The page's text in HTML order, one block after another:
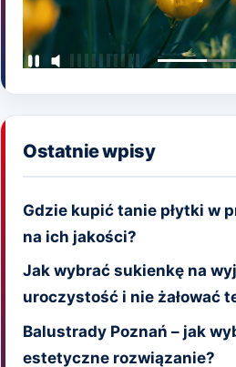
Ostatnie wpisy
Gdzie kupić tanie płytki w
na ich jakości?
Jak wybrać sukienkę na
uroczystość i nie żałować
Balustrady Poznań – jak
estetyczne rozwiązanie?